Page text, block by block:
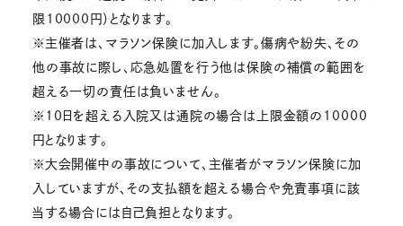
限10000円）となります。
※主催者は、マラソン保険に加入します。傷病や紛失、その
他の事故に際し、応急処置を行う他は保険の補償の範囲を
超える一切の責任は負いません。
※10日を超える入院又は通院の場合は上限金額の10000
円となります。
※大会開催中の事故について、主催者がマラソン保険に加
入していますが、その支払額を超える場合や免責事項に該
当する場合には自己負担となります。